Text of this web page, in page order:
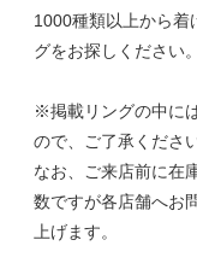
1000種類以上から着
グをお探しください。
※掲載リングの中に
ので、ご了承ください
なお、ご来店前に在
数ですが各店舗へお
上げます。